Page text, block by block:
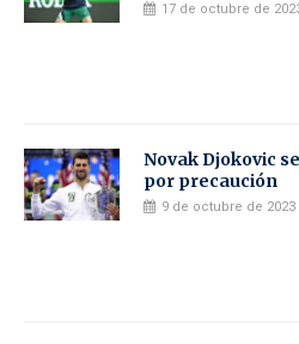
17 de octubre de
Novak Djokovic
por precaución
9 de octubre de 2023